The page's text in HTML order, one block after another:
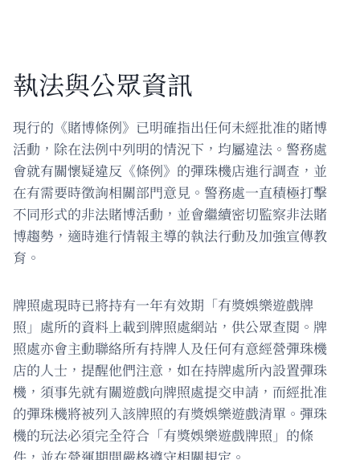
執法與公眾資訊
現行的《賭博條例》已明確指出任何未經批准的賭博
活動，除在法例中列明的情況下，均屬違法。警務處
會就有關懷疑違反《條例》的彈珠機店進行調查，並
在有需要時徵詢相關部門意見。警務處一直積極打擊
不同形式的非法賭博活動，並會繼續密切監察非法賭
博趨勢，適時進行情報主導的執法行動及加強宣傳教
育。
牌照處現時已將持有一年有效期「有獎娛樂遊戲牌
照」處所的資料上載到牌照處網站，供公眾查閱。牌
照處亦會主動聯絡所有持牌人及任何有意經營彈珠機
店的人士，提醒他們注意，如在持牌處所內設置彈珠
機，須事先就有關遊戲向牌照處提交申請，而經批准
的彈珠機將被列入該牌照的有獎娛樂遊戲清單。彈珠
機的玩法必須完全符合「有獎娛樂遊戲牌照」的條